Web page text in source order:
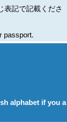
表記で記載くださ
passport.
alphabet if you a